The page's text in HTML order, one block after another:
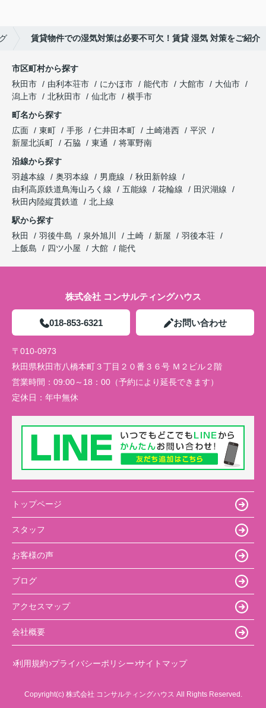
賃貸物件での湿気対策は必要不可欠！賃貸 湿気 対策をご紹介
市区町村から探す
秋田市
由利本荘市 にかほ市 能代市 大館市
大仙市
潟上市
北秋田市 仙北市
横手市
町名から探す
広面
東町 手形 仁井田本町 土崎港西
平沢
新屋北浜町
石脇 東通
将軍野南
沿線から探す
羽越本線
奥羽本線 男鹿線
秋田新幹線
由利高原鉄道鳥海山ろく線
五能線 花輪線
田沢湖線
秋田内陸縦貫鉄道
北上線
駅から探す
秋田
羽後牛島 泉外旭川 土崎 新屋
羽後本荘
上飯島
四ツ小屋 大館 能代
株式会社 コンサルティングハウス
018-853-6321 お問い合わせ
〒010-0973
秋田県秋田市八橋本町３丁目２０番３６号 Ｍ２ビル２階
営業時間： 09:00～18：00（予約により延長できます）
定休日： 年中無休
トップページ
スタッフ
お客様の声
ブログ
アクセスマップ
会社概要
利用規約 プライバシーポリシー サイトマップ
Copyright(c) 株式会社 コンサルティングハウス All Rights Reserved.